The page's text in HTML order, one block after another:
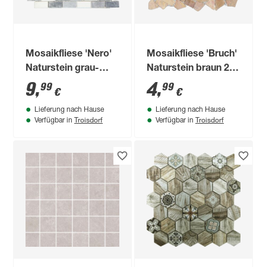
Mosaikfliese 'Nero'
Naturstein grau-
schwarz 30,5 x 30,5
cm
9,99 €
Lieferung nach Hause
Verfügbar in Troisdorf
Mosaikfliese 'Bruch'
Naturstein braun 28
x 28 cm
4,99 €
Lieferung nach Hause
Verfügbar in Troisdorf